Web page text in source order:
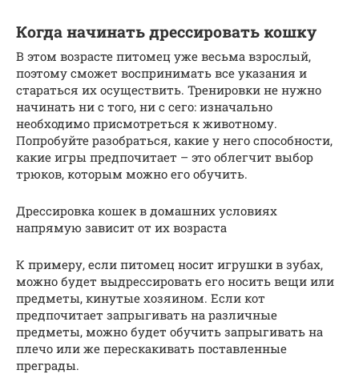
Когда начинать дрессировать кошку
В этом возрасте питомец уже весьма взрослый,
поэтому сможет воспринимать все указания и
стараться их осуществить. Тренировки не нужно
начинать ни с того, ни с сего: изначально
необходимо присмотреться к животному.
Попробуйте разобраться, какие у него способности,
какие игры предпочитает – это облегчит выбор
трюков, которым можно его обучить.
Дрессировка кошек в домашних условиях
напрямую зависит от их возраста
К примеру, если питомец носит игрушки в зубах,
можно будет выдрессировать его носить вещи или
предметы, кинутые хозяином. Если кот
предпочитает запрыгивать на различные
предметы, можно будет обучить запрыгивать на
плечо или же перескакивать поставленные
преграды.